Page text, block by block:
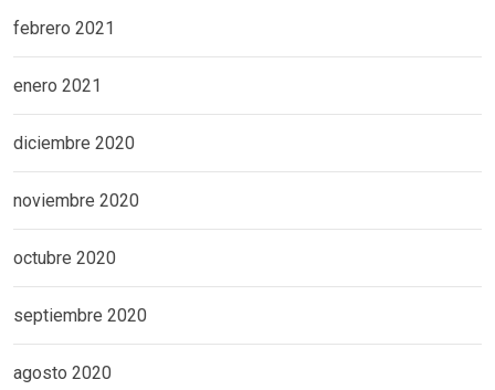
febrero 2021
enero 2021
diciembre 2020
noviembre 2020
octubre 2020
septiembre 2020
agosto 2020